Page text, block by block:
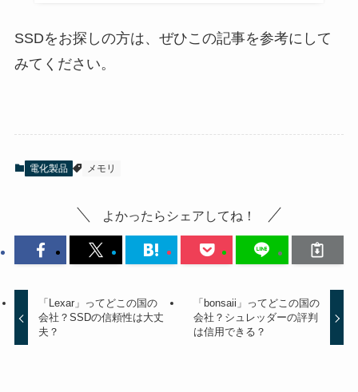
SSDをお探しの方は、ぜひこの記事を参考にして
みてください。
電化製品 メモリ
よかったらシェアしてね！
「Lexar」ってどこの国の
会社？SSDの信頼性は大丈
夫？
「bonsaii」ってどこの国の
会社？シュレッダーの評判
は信用できる？